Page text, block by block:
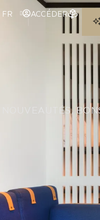
FR ACCÉDER
NOUVEAUTÉS,